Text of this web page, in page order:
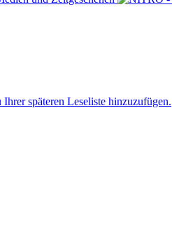
späteren Leseliste hinzuzufügen.